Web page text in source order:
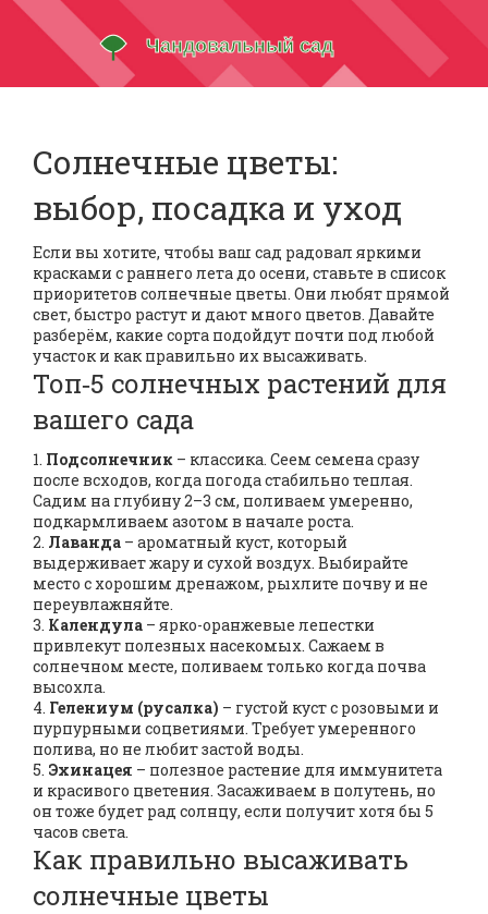
Солнечные цветы:
выбор, посадка и уход
Если вы хотите, чтобы ваш сад радовал яркими
красками с раннего лета до осени, ставьте в список
приоритетов солнечные цветы. Они любят прямой
свет, быстро растут и дают много цветов. Давайте
разберём, какие сорта подойдут почти под любой
участок и как правильно их высаживать.
Топ‑5 солнечных растений для
вашего сада
1. Подсолнечник – классика. Сеем семена сразу
после всходов, когда погода стабильно теплая.
Садим на глубину 2–3 см, поливаем умеренно,
подкармливаем азотом в начале роста.
2. Лаванда – ароматный куст, который
выдерживает жару и сухой воздух. Выбирайте
место с хорошим дренажом, рыхлите почву и не
переувлажняйте.
3. Календула – ярко-оранжевые лепестки
привлекут полезных насекомых. Сажаем в
солнечном месте, поливаем только когда почва
высохла.
4. Гелениум (русалка) – густой куст с розовыми и
пурпурными соцветиями. Требует умеренного
полива, но не любит застой воды.
5. Эхинацея – полезное растение для иммунитета
и красивого цветения. Засаживаем в полутень, но
он тоже будет рад солнцу, если получит хотя бы 5
часов света.
Как правильно высаживать
солнечные цветы